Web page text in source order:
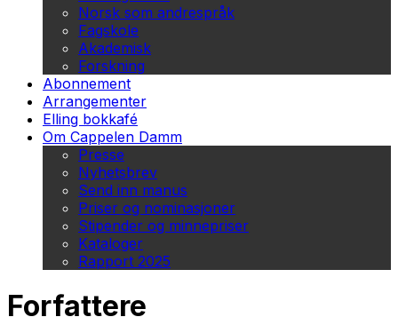
Norsk som andrespråk
Fagskole
Akademisk
Forskning
Abonnement
Arrangementer
Elling bokkafé
Om Cappelen Damm
Presse
Nyhetsbrev
Send inn manus
Priser og nominasjoner
Stipender og minnepriser
Kataloger
Rapport 2025
Forfattere